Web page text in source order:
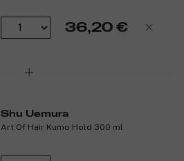
36,20 €
Shu Uemura
Art Of Hair Kumo Hold 300 ml